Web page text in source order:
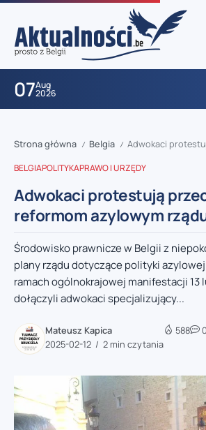
07Aug
2026
Strona główna / Belgia / Adwokaci protestują przeciwko
BELGIAPOLITYKAPRAWO I URZĘDY
Adwokaci protestują
reformom azylowym
Środowisko prawnicze w Belgii z
plany rządu dotyczące polityki
ramach ogólnokrajowej manifestacji 13
dołączyli adwokaci specjalizujący...
Mateusz Kapica
2025-02-12
2 min czytania
588 0